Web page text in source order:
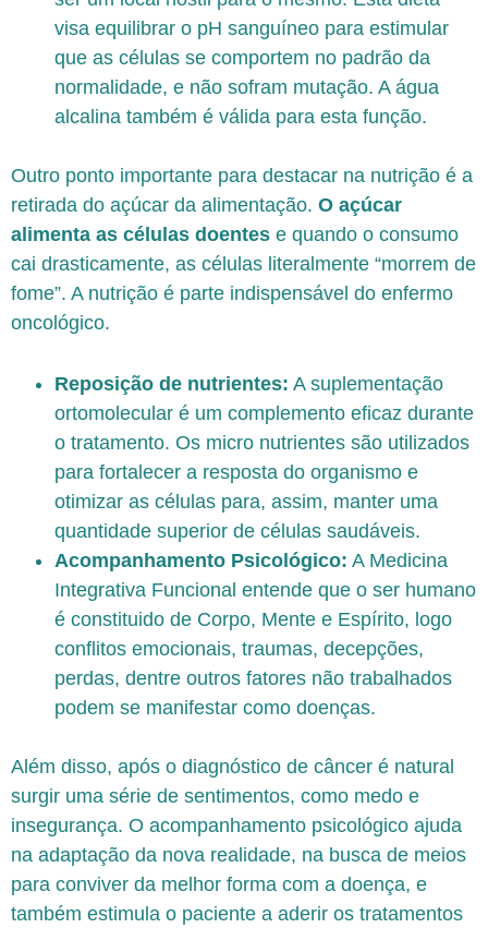
visa equilibrar o pH sanguíneo para estimular
que as células se comportem no padrão da
normalidade, e não sofram mutação. A água
alcalina também é válida para esta função.
Outro ponto importante para destacar na nutrição é a
retirada do açúcar da alimentação. O açúcar
alimenta as células doentes e quando o consumo
cai drasticamente, as células literalmente “morrem de
fome”. A nutrição é parte indispensável do enfermo
oncológico.
Reposição de nutrientes: A suplementação
ortomolecular é um complemento eficaz durante
o tratamento. Os micro nutrientes são utilizados
para fortalecer a resposta do organismo e
otimizar as células para, assim, manter uma
quantidade superior de células saudáveis.
Acompanhamento Psicológico: A Medicina
Integrativa Funcional entende que o ser humano
é constituido de Corpo, Mente e Espírito, logo
conflitos emocionais, traumas, decepções,
perdas, dentre outros fatores não trabalhados
podem se manifestar como doenças.
Além disso, após o diagnóstico de câncer é natural
surgir uma série de sentimentos, como medo e
insegurança. O acompanhamento psicológico ajuda
na adaptação da nova realidade, na busca de meios
para conviver da melhor forma com a doença, e
também estimula o paciente a aderir os tratamentos